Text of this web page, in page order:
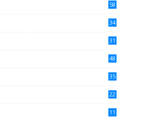
58
34
31
48
35
22
11